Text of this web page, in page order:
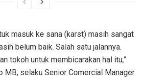
masuk ke sana (karst) masih sangat
belum baik. Salah satu jalannya.
tokoh untuk membicarakan hal itu,”
selaku Senior Comercial Manager.